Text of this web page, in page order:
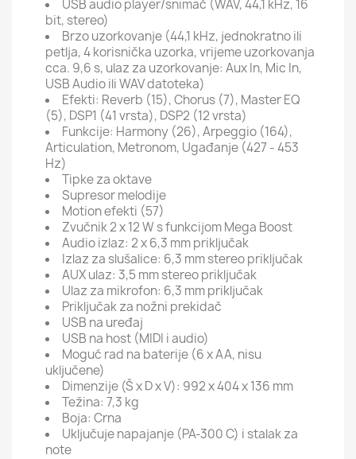
USB audio player/snimač (WAV, 44,1 kHz, 16
bit, stereo)
Brzo uzorkovanje (44,1 kHz, jednokratno ili
petlja, 4 korisnička uzorka, vrijeme uzorkovanja
cca. 9,6 s, ulaz za uzorkovanje: Aux In, Mic In,
USB Audio ili WAV datoteka)
Efekti: Reverb (15), Chorus (7), Master EQ
(5), DSP1 (41 vrsta), DSP2 (12 vrsta)
Funkcije: Harmony (26), Arpeggio (164),
Articulation, Metronom, Ugađanje (427 - 453
Hz)
Tipke za oktave
Supresor melodije
Motion efekti (57)
Zvučnik 2 x 12 W s funkcijom Mega Boost
Audio izlaz: 2 x 6,3 mm priključak
Izlaz za slušalice: 6,3 mm stereo priključak
AUX ulaz: 3,5 mm stereo priključak
Ulaz za mikrofon: 6,3 mm priključak
Priključak za nožni prekidač
USB na uređaj
USB na host (MIDI i audio)
Moguć rad na baterije (6 x AA, nisu
uključene)
Dimenzije (Š x D x V): 992 x 404 x 136 mm
Težina: 7,3 kg
Boja: Crna
Uključuje napajanje (PA-300 C) i stalak za
note